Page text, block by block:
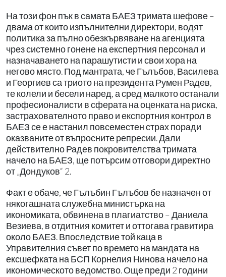
На този фон пък в самата БАЕЗ тримата шефове –
двама от които изпълнителни директори, водят
политика за пълно обезкървяване на агенцията
чрез системно гонене на експертния персонал и
назначаването на парашутисти и свои хора на
негово място. Под мантрата, че Гълъбов, Василева
и Георгиев са триото на президента Румен Радев,
те колели и бесели наред, а сред малкото останали
професионалисти в сферата на оценката на риска,
застрахователното право и експортния контрол в
БАЕЗ се е настанил повсеместен страх поради
оказваните от въпросните репресии. Дали
действително Радев покровителства тримата
начело на БАЕЗ, ще потърсим отговори директно
от „Дондуков“ 2.
Факт е обаче, че Гълъбин Гълъбов бе назначен от
някогашната служебна министърка на
икономиката, обвинена в плагиатство – Даниела
Везиева, в отдитния комитет и оттогава гравитира
около БАЕЗ. Впоследствие той каца в
Управителния съвет по времето на мандата на
ексшефката на БСП Корнелия Нинова начело на
икономическото ведомство. Още преди 2 години